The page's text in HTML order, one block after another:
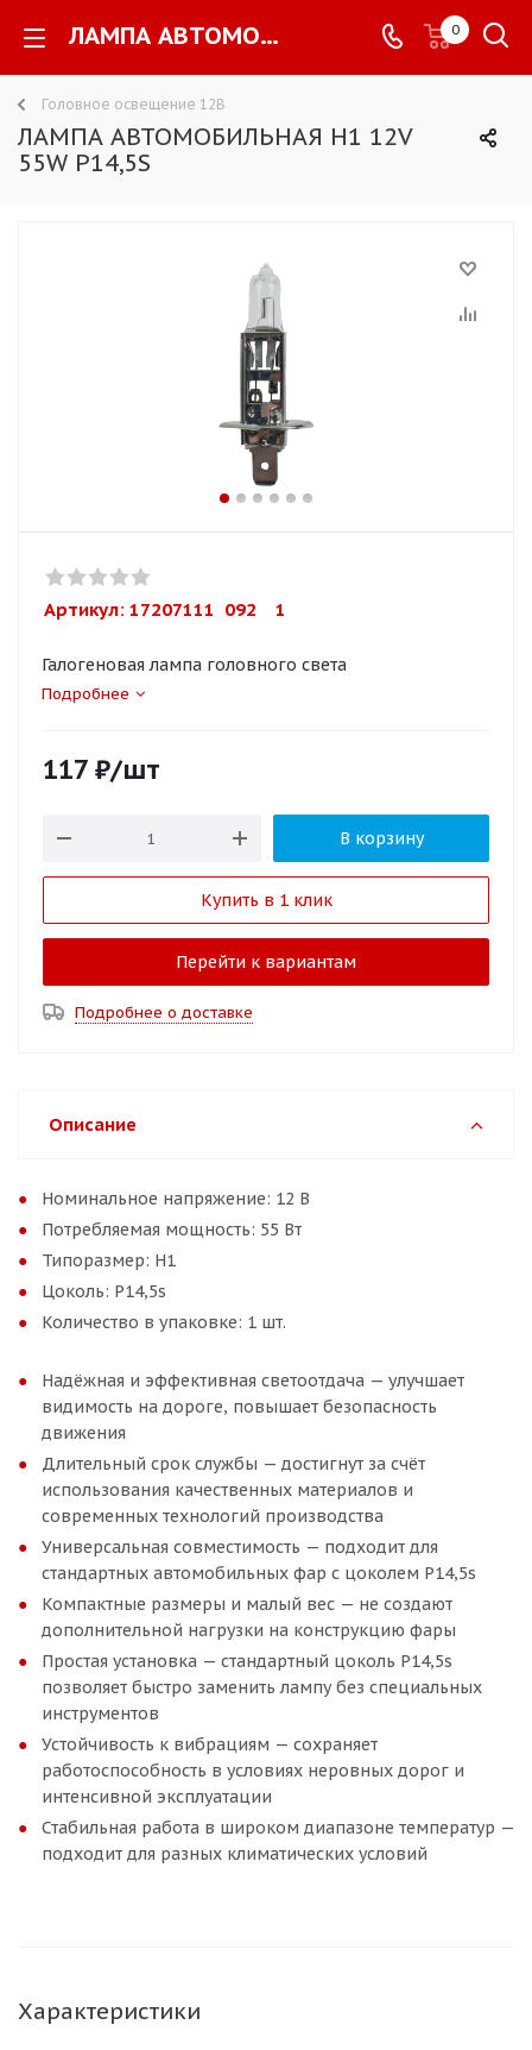
ЛАМПА АВТОМОБИЛЬНАЯ H1 12V 55W P14,5S - 0
Головное освещение 12В
ЛАМПА АВТОМОБИЛЬНАЯ H1 12V
55W P14,5S
Артикул: 17207111  092    1
Галогеновая лампа головного света
Подробнее
117 ₽/шт
В корзину
Купить в 1 клик
Перейти к вариантам
Подробнее о доставке
Описание
Номинальное напряжение: 12 В
Потребляемая мощность: 55 Вт
Типоразмер: H1
Цоколь: P14,5s
Количество в упаковке: 1 шт.
Надёжная и эффективная светоотдача — улучшает
видимость на дороге, повышает безопасность
движения
Длительный срок службы — достигнут за счёт
использования качественных материалов и
современных технологий производства
Универсальная совместимость — подходит для
стандартных автомобильных фар с цоколем P14,5s
Компактные размеры и малый вес — не создают
дополнительной нагрузки на конструкцию фары
Простая установка — стандартный цоколь P14,5s
позволяет быстро заменить лампу без специальных
инструментов
Устойчивость к вибрациям — сохраняет
работоспособность в условиях неровных дорог и
интенсивной эксплуатации
Стабильная работа в широком диапазоне температур —
подходит для разных климатических условий
Характеристики